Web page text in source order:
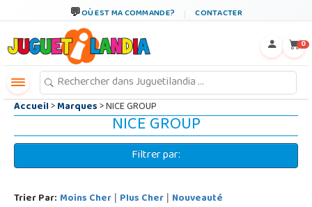
OÙ EST MA COMMANDE? CONTACTER
0
Accueil>Marques> NICE GROUP
NICE GROUP
Filtrer par:
Trier Par: Moins Cher | Plus Cher | Nouveauté